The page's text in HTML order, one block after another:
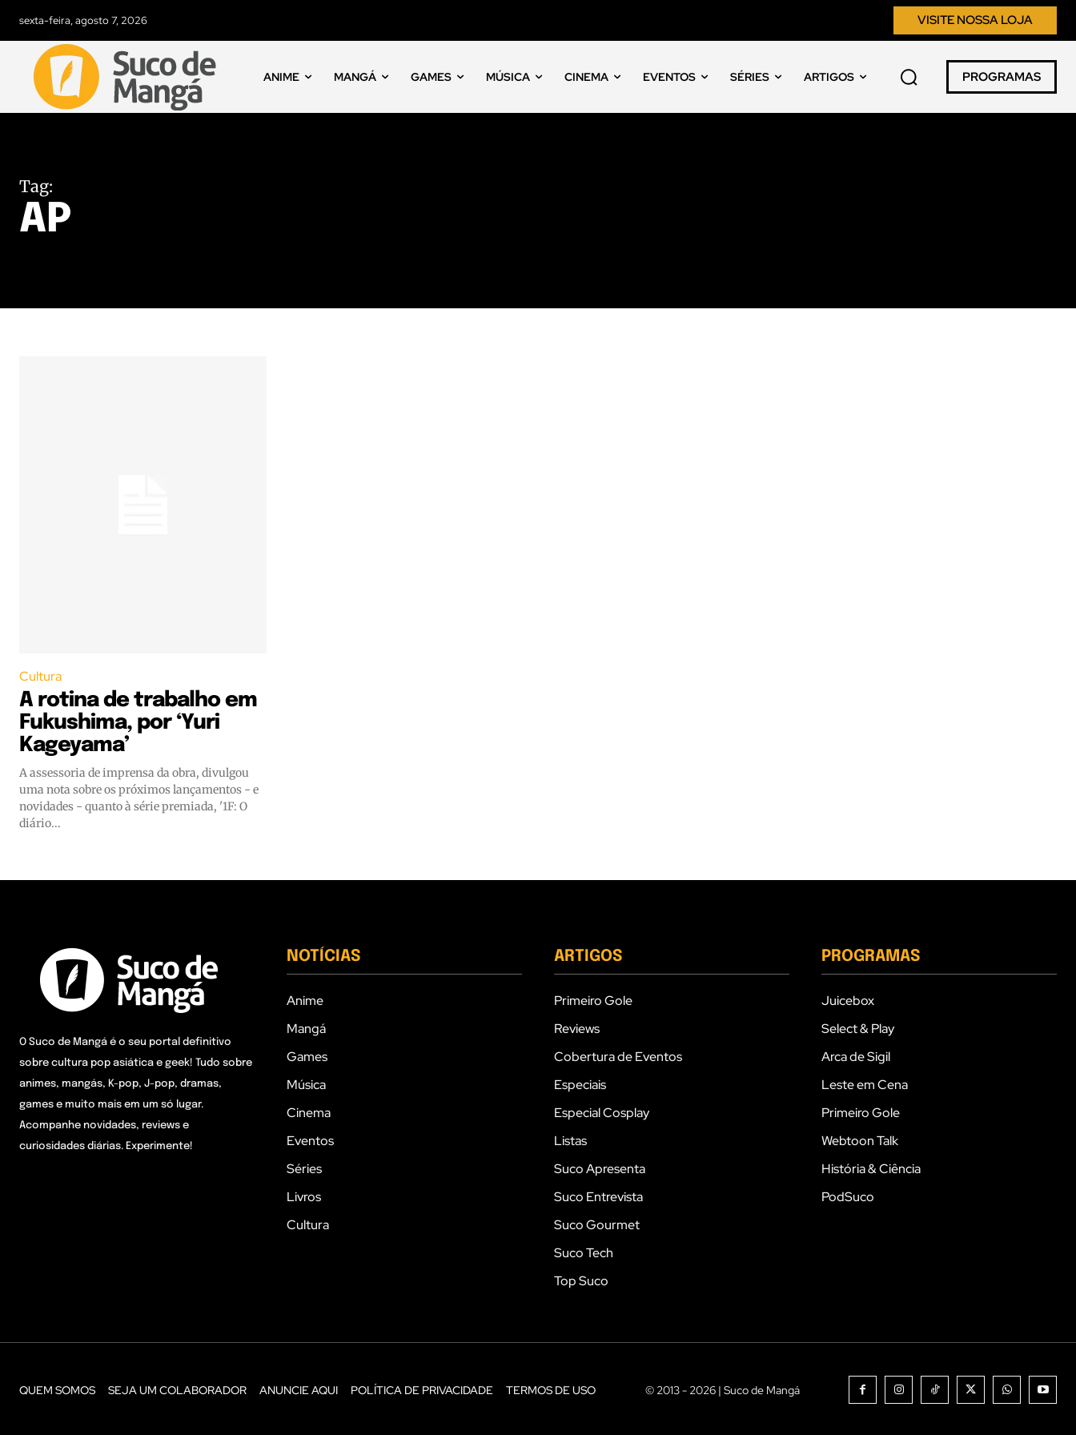
sexta-feira, agosto 7, 2026 VISITE NOSSA LOJA
ANIME MANGÁ GAMES MÚSICA CINEMA EVENTOS SÉRIES ARTIGOS PROGRAMAS
Tag:
AP
Cultura
A rotina de trabalho em
Fukushima, por ‘Yuri
Kageyama’
A assessoria de imprensa da obra, divulgou
uma nota sobre os próximos lançamentos - e
novidades - quanto à série premiada, '1F: O
diário...
O Suco de Mangá é o seu portal definitivo
sobre cultura pop asiática e geek! Tudo sobre
animes, mangás, K-pop, J-pop, dramas,
games e muito mais em um só lugar.
Acompanhe novidades, reviews e
curiosidades diárias. Experimente!
NOTÍCIAS
Anime
Mangá
Games
Música
Cinema
Eventos
Séries
Livros
Cultura
ARTIGOS
Primeiro Gole
Reviews
Cobertura de Eventos
Especiais
Especial Cosplay
Listas
Suco Apresenta
Suco Entrevista
Suco Gourmet
Suco Tech
Top Suco
PROGRAMAS
Juicebox
Select & Play
Arca de Sigil
Leste em Cena
Primeiro Gole
Webtoon Talk
História & Ciência
PodSuco
QUEM SOMOS SEJA UM COLABORADOR ANUNCIE AQUI POLÍTICA DE PRIVACIDADE TERMOS DE USO © 2013 - 2026 | Suco de Mangá